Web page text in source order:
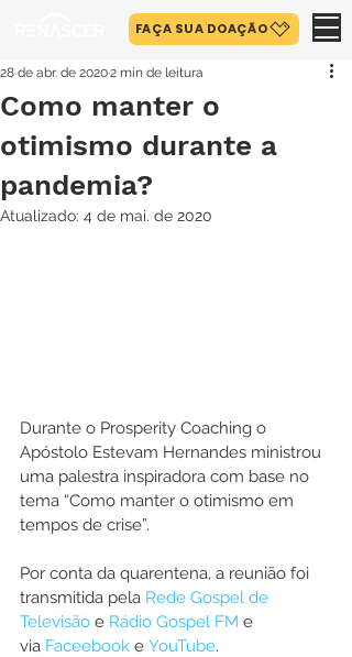
FAÇA SUA DOAÇÃO
Como manter o
otimismo durante a
pandemia?
28 de abr. de 20202 min de leitura
Atualizado: 4 de mai. de 2020
Durante o Prosperity Coaching o
Apóstolo Estevam Hernandes ministrou
uma palestra inspiradora com base no
tema “Como manter o otimismo em
tempos de crise”.
Por conta da quarentena, a reunião foi
transmitida pela Rede Gospel de
Televisão e Rádio Gospel FM e
via Faceebook e YouTube.